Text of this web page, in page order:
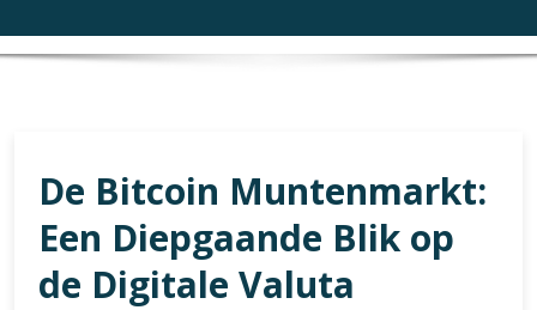
De Bitcoin Muntenmarkt:
Een Diepgaande Blik op
de Digitale Valuta